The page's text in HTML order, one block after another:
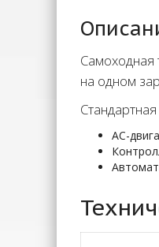
Самоходная
на одном
АС-